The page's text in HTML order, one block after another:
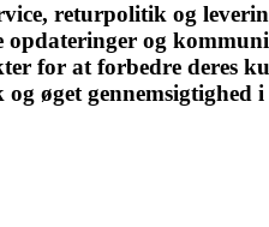
returpolitik og
og
for at forbedre deres
øget gennemsigtighed i